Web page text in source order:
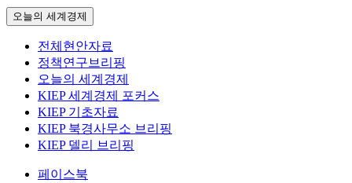
오늘의 세계경제
전체현안자료
정책연구브리핑
오늘의 세계경제
KIEP 세계경제 포커스
KIEP 기초자료
KIEP 북경사무소 브리핑
KIEP 델리 브리핑
페이스북